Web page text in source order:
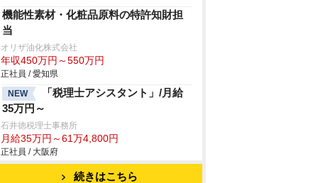
機能性素材・化粧品原料の特許知財担
当
オリザ油化株式会社
年収450万円～550万円
正社員 / 愛知県
NEW
「税理士アシスタント」/月給
35万円～
石井徳税理士事務所
月給35万円～61万4,800円
正社員 / 大阪府
続きはこちら